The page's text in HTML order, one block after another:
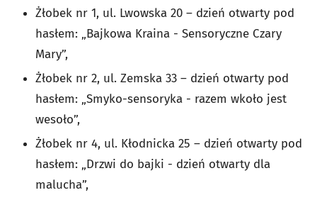
Żłobek nr 1, ul. Lwowska 20 – dzień otwarty pod
hasłem: „Bajkowa Kraina - Sensoryczne Czary
Mary”,
Żłobek nr 2, ul. Zemska 33 – dzień otwarty pod
hasłem: „Smyko-sensoryka - razem wkoło jest
wesoło”,
Żłobek nr 4, ul. Kłodnicka 25 – dzień otwarty pod
hasłem: „Drzwi do bajki - dzień otwarty dla
malucha”,